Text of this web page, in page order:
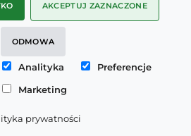
140 zł/m2
AKCEPTUJ ZAZNACZONE
ODMOWA
Analityka
Preferencje
Marketing
prywatności